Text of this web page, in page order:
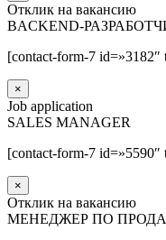
Отклик на вакансию
BACKEND-
[contact-form-7
×
Job application
SALES MANAGER
[contact-form-7
×
Отклик на вакансию
МЕНЕДЖЕР ПО